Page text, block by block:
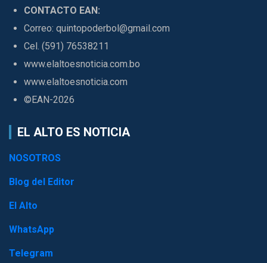
CONTACTO EAN:
Correo: quintopoderbol@gmail.com
Cel. (591) 76538211
www.elaltoesnoticia.com.bo
www.elaltoesnoticia.com
©EAN-2026
EL ALTO ES NOTICIA
NOSOTROS
Blog del Editor
El Alto
WhatsApp
Telegram